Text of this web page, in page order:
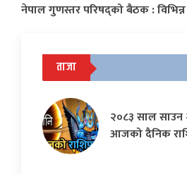
नेपाल गुणस्तर परिषद्को बैठक :
ताजा
२०८३ साल साउन
आजको दैनिक